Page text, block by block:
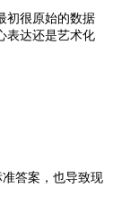
初很原始的数据
表达还是艺术化
答案，也导致现